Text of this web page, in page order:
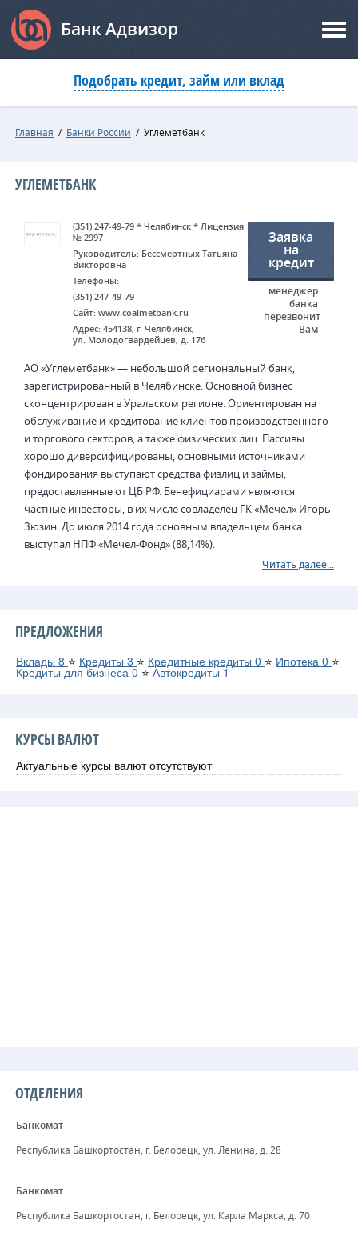
Банк Адвизор
Подобрать кредит, займ или вклад
Главная / Банки России / Углеметбанк
УГЛЕМЕТБАНК
(351) 247-49-79 * Челябинск * Лицензия
№ 2997
Руководитель: Бессмертных Татьяна
Викторовна
Телефоны:
(351) 247-49-79
Сайт: www.coalmetbank.ru
Адрес: 454138, г. Челябинск,
ул. Молодогвардейцев, д. 17б
Заявка
на
кредит
менеджер
банка
перезвонит
Вам
АО «Углеметбанк» — небольшой региональный банк,
зарегистрированный в Челябинске. Основной бизнес
сконцентрирован в Уральском регионе. Ориентирован на
обслуживание и кредитование клиентов производственного
и торгового секторов, а также физических лиц. Пассивы
хорошо диверсифицированы, основными источниками
фондирования выступают средства физлиц и займы,
предоставленные от ЦБ РФ. Бенефициарами являются
частные инвесторы, в их числе совладелец ГК «Мечел» Игорь
Зюзин. До июля 2014 года основным владельцем банка
выступал НПФ «Мечел-Фонд» (88,14%).
Читать далее...
ПРЕДЛОЖЕНИЯ
Вклады 8 ⭐ Кредиты 3 ⭐ Кредитные кредиты 0 ⭐ Ипотека 0 ⭐
Кредиты для бизнеса 0 ⭐Автокредиты 1
КУРСЫ ВАЛЮТ
Актуальные курсы валют отсутствуют
ОТДЕЛЕНИЯ
Банкомат
Республика Башкортостан, г. Белорецк, ул. Ленина, д. 28
Банкомат
Республика Башкортостан, г. Белорецк, ул. Карла Маркса, д. 70